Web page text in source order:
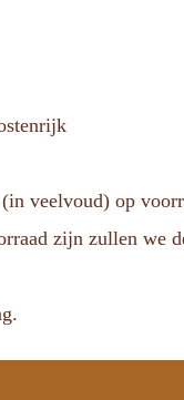
veelvoud) op
zijn zullen we